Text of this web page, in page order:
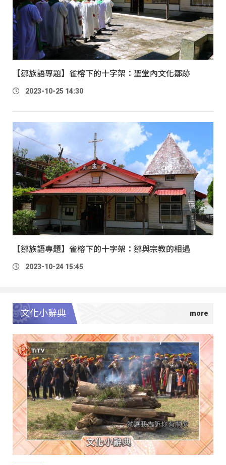
【鄒族語專題】雀榕下的十字架：聖堂內文化鄒跡
2023-10-25 14:30
【鄒族語專題】雀榕下的十字架：鄒與宗教的相遇
2023-10-24 15:45
文化小辭典